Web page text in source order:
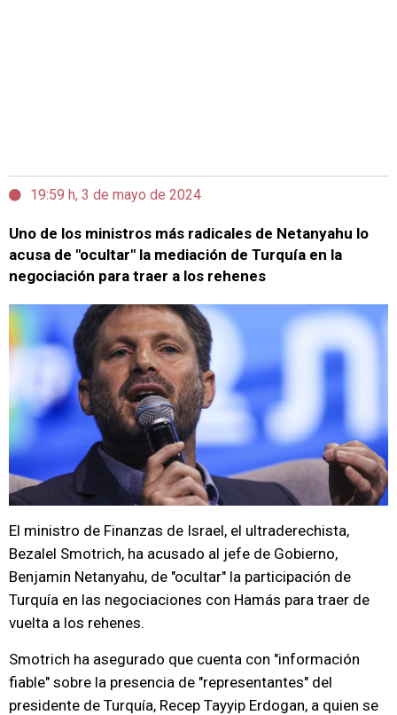
19:59 h, 3 de mayo de 2024
Uno de los ministros más radicales de Netanyahu lo
acusa de "ocultar" la mediación de Turquía en la
negociación para traer a los rehenes
El ministro de Finanzas de Israel, el ultraderechista,
Bezalel Smotrich, ha acusado al jefe de Gobierno,
Benjamin Netanyahu, de "ocultar" la participación de
Turquía en las negociaciones con Hamás para traer de
vuelta a los rehenes.
Smotrich ha asegurado que cuenta con "información
fiable" sobre la presencia de "representantes" del
presidente de Turquía, Recep Tayyip Erdogan, a quien se